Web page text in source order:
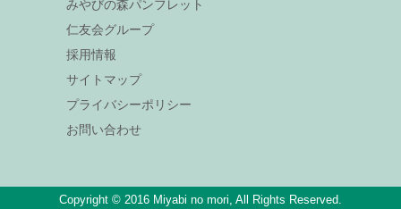
みやびの森パンフレット
仁友会グループ
採用情報
サイトマップ
プライバシーポリシー
お問い合わせ
Copyright © 2016 Miyabi no mori, All Rights Reserved.